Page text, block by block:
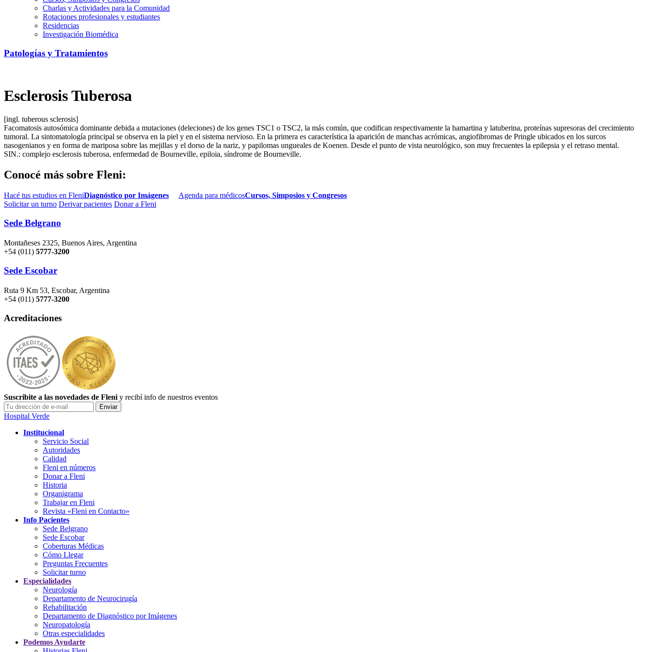
Charlas y Actividades para la Comunidad
Rotaciones profesionales y estudiantes
Residencias
Investigación Biomédica
Patologías y Tratamientos
Esclerosis Tuberosa
[ingl. tuberous sclerosis]
Facomatosis autosómica dominante debida a mutaciones (deleciones) de los genes TSC1 o TSC2, la más común, que codifican respectivamente la hamartina y latuberina, proteínas supresoras del crecimiento
tumoral. La sintomatología principal se observa en la piel y en el sistema nervioso. En la primera es característica la aparición de manchas acrómicas, angiofibromas de Pringle ubicados en los surcos
nasogenianos y en forma de mariposa sobre las mejillas y el dorso de la nariz, y papilomas ungueales de Koenen. Desde el punto de vista neurológico, son muy frecuentes la epilepsia y el retraso mental.
SIN.: complejo esclerosis tuberosa, enfermedad de Bourneville, epiloia, síndrome de Bourneville.
Conocé más sobre Fleni:
Hacé tus estudios en FleniDiagnóstico por Imágenes Agenda para médicosCursos, Simposios y Congresos
Solicitar un turno Derivar pacientes Donar a Fleni
Sede Belgrano
Montañeses 2325, Buenos Aires, Argentina
+54 (011) 5777-3200
Sede Escobar
Ruta 9 Km 53, Escobar, Argentina
+54 (011) 5777-3200
Acreditaciones
Suscribite a las novedades de Fleni y recibí info de nuestros eventos
Hospital Verde
Institucional
Servicio Social
Autoridades
Calidad
Fleni en números
Donar a Fleni
Historia
Organigrama
Trabajar en Fleni
Revista «Fleni en Contacto»
Info Pacientes
Sede Belgrano
Sede Escobar
Coberturas Médicas
Cómo Llegar
Preguntas Frecuentes
Solicitar turno
Especialidades
Neurología
Departamento de Neurocirugía
Rehabilitación
Departamento de Diagnóstico por Imágenes
Neuropatología
Otras especialidades
Podemos Ayudarte